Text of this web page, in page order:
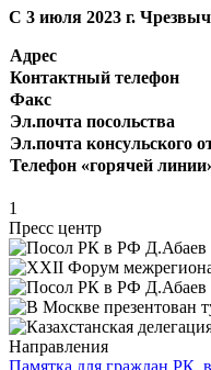
С 3 июля 2023 г.
Адрес
Контактный телефон
Факс
Эл.почта посольства
Эл.почта консульского
Телефон «горячей
1
Пресс центр
Направления
Памятка для граждан РК,